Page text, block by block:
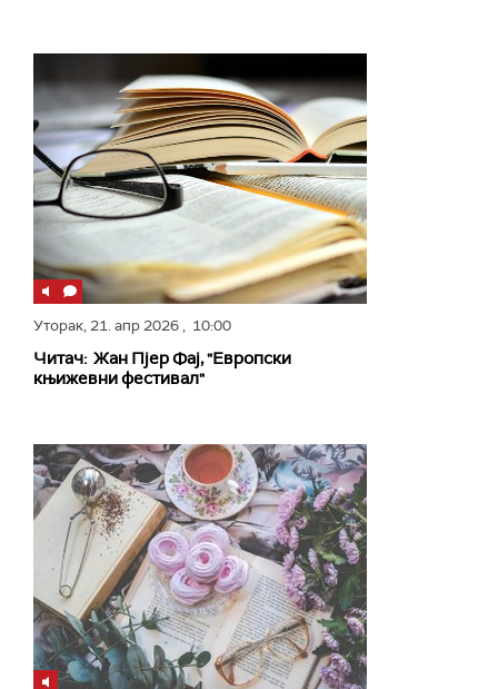
Уторак,21. апр 2026, 10:00
Читач: Жан Пјер Фај, "Европски
књижевни фестивал"